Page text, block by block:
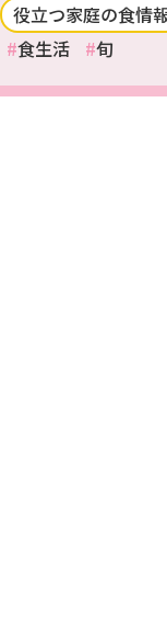
役立つ家庭の食情
食生活
旬